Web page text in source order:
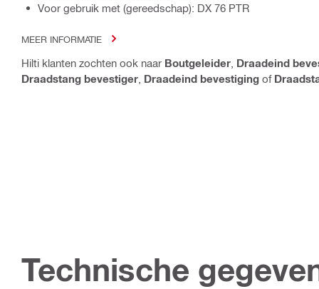
Voor gebruik met (gereedschap): DX 76 PTR
MEER INFORMATIE
Hilti klanten zochten ook naar Boutgeleider Draadeind
Draadstang bevestiger Draadeind bevestiging of
Technische